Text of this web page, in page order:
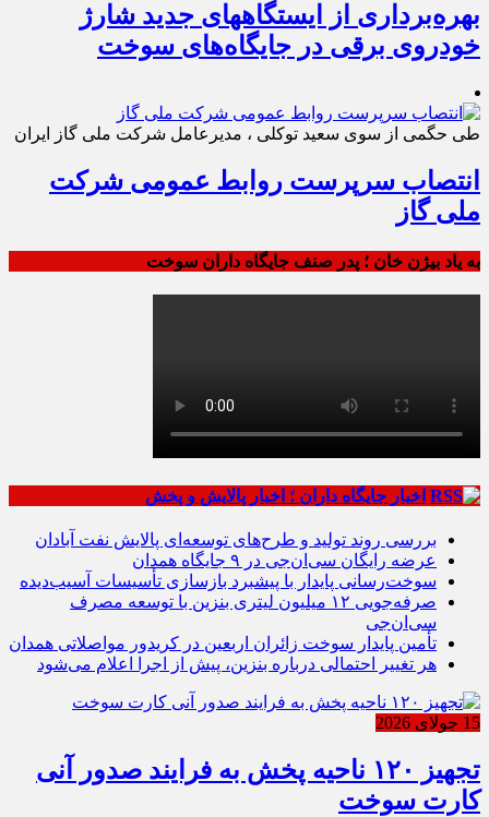
بهره‌برداری از ایستگاههای جدید شارژ
خودروی برقی در جایگاه‌های سوخت
طی حگمی از سوی سعید توکلی ، مدیرعامل شرکت ملی گاز ایران
انتصاب سرپرست روابط عمومی شرکت
ملی گاز
به یاد بیژن خان ؛ پدر صنف جایگاه داران سوخت
اخبار جایگاه داران ؛ اخبار پالایش و پخش
بررسی روند تولید و طرح‌های توسعه‌ای پالایش نفت آبادان
عرضه رایگان سی‌ان‌جی در ۹ جایگاه همدان
سوخت‌رسانی پایدار با پیشبرد بازسازی تأسیسات آسیب‌دیده
صرفه‌جویی ۱۲ میلیون لیتری بنزین با توسعه مصرف
سی‌ان‌جی
تأمین پایدار سوخت زائران اربعین در کریدور مواصلاتی همدان
هر تغییر احتمالی درباره بنزین، پیش از اجرا اعلام می‌شود
15 جولای 2026
تجهیز ۱۲۰ ناحیه پخش به فرایند صدور آنی
کارت سوخت